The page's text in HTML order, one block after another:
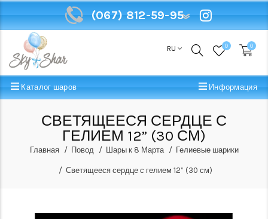
(067) 812-59-95
RU 0 0
Каталог шаров Информация
СВЕТЯЩЕЕСЯ СЕРДЦЕ С
ГЕЛИЕМ 12” (30 СМ)
Главная Повод Шары к 8 Марта Гелиевые шарики
Светящееся сердце с гелием 12” (30 см)